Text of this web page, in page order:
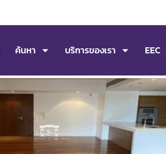
ค้นหา บริการของเรา EEC